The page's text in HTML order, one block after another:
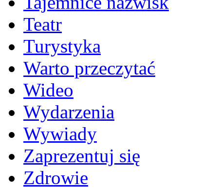
Teatr
Turystyka
Warto przeczytać
Wideo
Wydarzenia
Wywiady
Zaprezentuj się
Zdrowie